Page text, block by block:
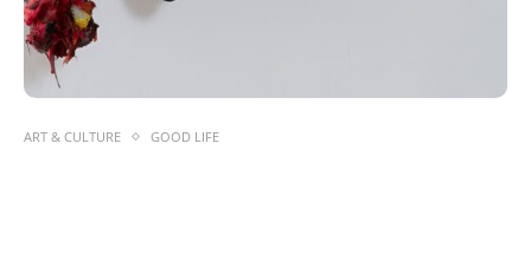
ART & CULTURE GOOD LIFE